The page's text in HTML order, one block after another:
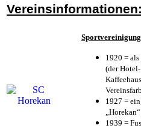
Vereinsinformationen:
1920 =
(der
1927 =
1939 =